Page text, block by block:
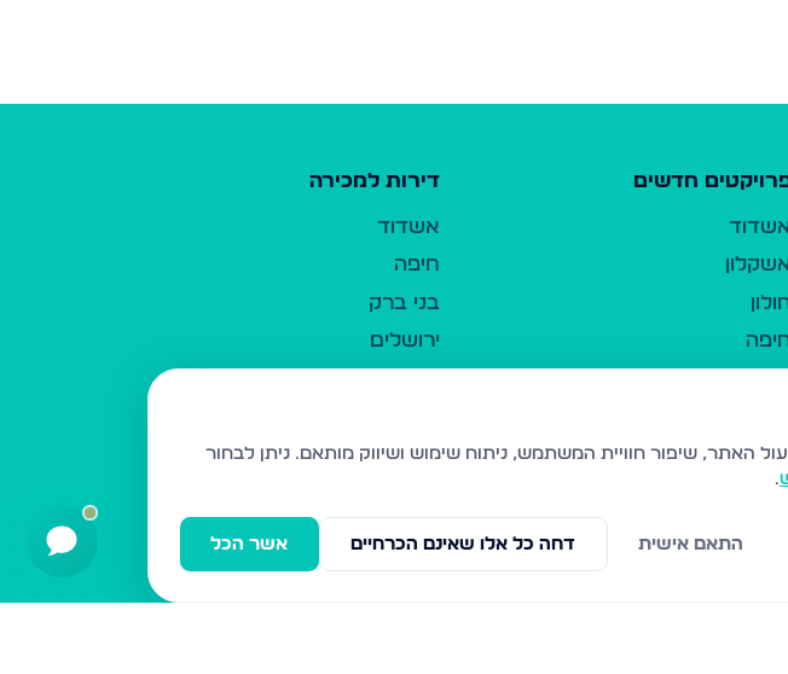
חדשים דירות למכירה
אשדוד
חיפה
בני ברק
ירושלים
בית שמש
ביתר עילית
ניתן לבחור
.
אשר הכל דחה כל אלו שאינם הכרחיים התאם אישית